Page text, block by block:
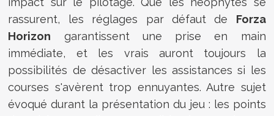
rassurent, les réglages par défaut de Forza
Horizon garantissent une prise en main
immédiate, et les vrais auront toujours la
possibilités de désactiver les assistances si les
courses s'avèrent trop ennuyantes. Autre sujet
évoqué durant la présentation du jeu : les points